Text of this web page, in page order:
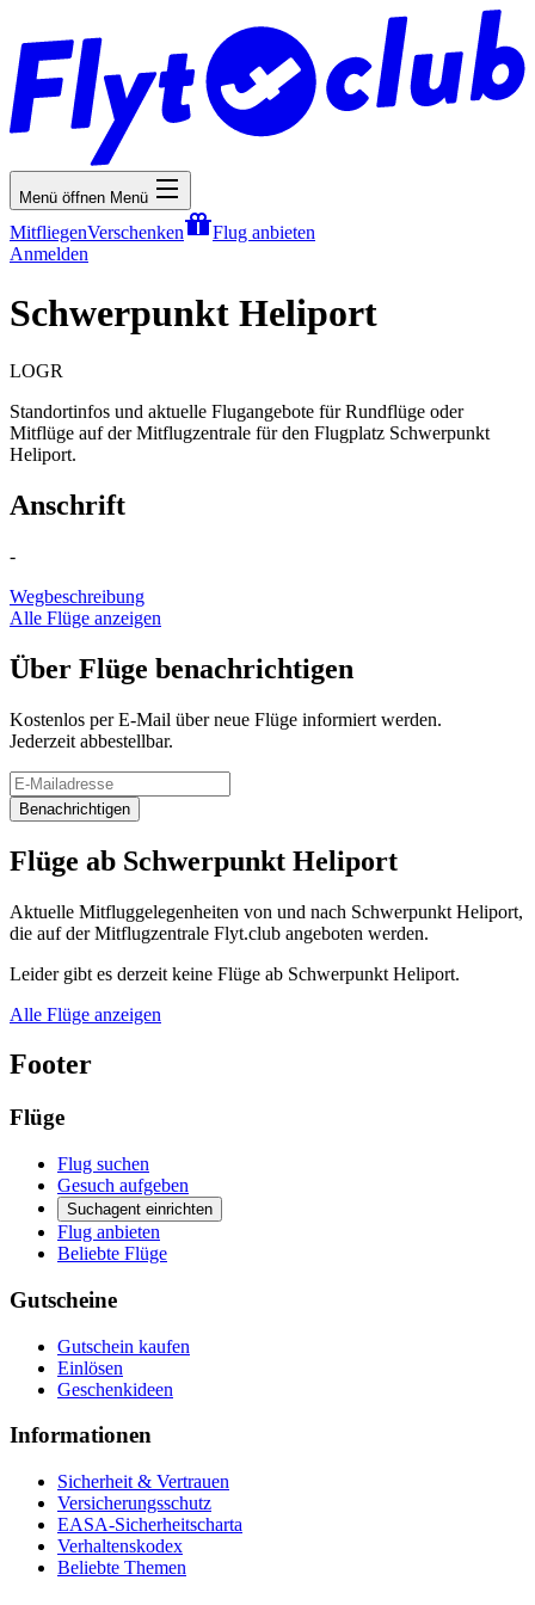
Menü öffnen Menü
MitfliegenVerschenken
Flug anbieten
Anmelden
Schwerpunkt Heliport
LOGR
Standortinfos und aktuelle Flugangebote für Rundflüge oder
Mitflüge auf der Mitflugzentrale für den Flugplatz Schwerpunkt
Heliport.
Anschrift
-
Wegbeschreibung
Alle Flüge anzeigen
Über Flüge benachrichtigen
Kostenlos per E-Mail über neue Flüge informiert werden.
Jederzeit abbestellbar.
Benachrichtigen
Flüge ab Schwerpunkt Heliport
Aktuelle Mitfluggelegenheiten von und nach Schwerpunkt Heliport,
die auf der Mitflugzentrale Flyt.club angeboten werden.
Leider gibt es derzeit keine Flüge ab Schwerpunkt Heliport.
Alle Flüge anzeigen
Footer
Flüge
Flug suchen
Gesuch aufgeben
Suchagent einrichten
Flug anbieten
Beliebte Flüge
Gutscheine
Gutschein kaufen
Einlösen
Geschenkideen
Informationen
Sicherheit & Vertrauen
Versicherungsschutz
EASA-Sicherheitscharta
Verhaltenskodex
Beliebte Themen